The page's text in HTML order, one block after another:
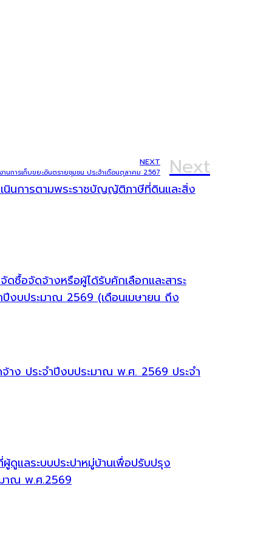
NEXT
านการเก็บขยะอันตรายชุมชน ประจำเดือนตุลาคม 2567 Next
นินการตามพระราชบัญญัติภาษีที่ดินและสิ่ง
ซื้อจัดจ้างหรือผู้ได้รับคักเลือกและสาระ
งบประมาณ 2569 (เดือนเมษายน ถึง
าง ประจำปีงบประมาณ พ.ศ. 2569 ประจำ
ดูแลระบบประปาหมู่บ้านเพื่อปรับปรุง
มาณ พ.ศ.2569